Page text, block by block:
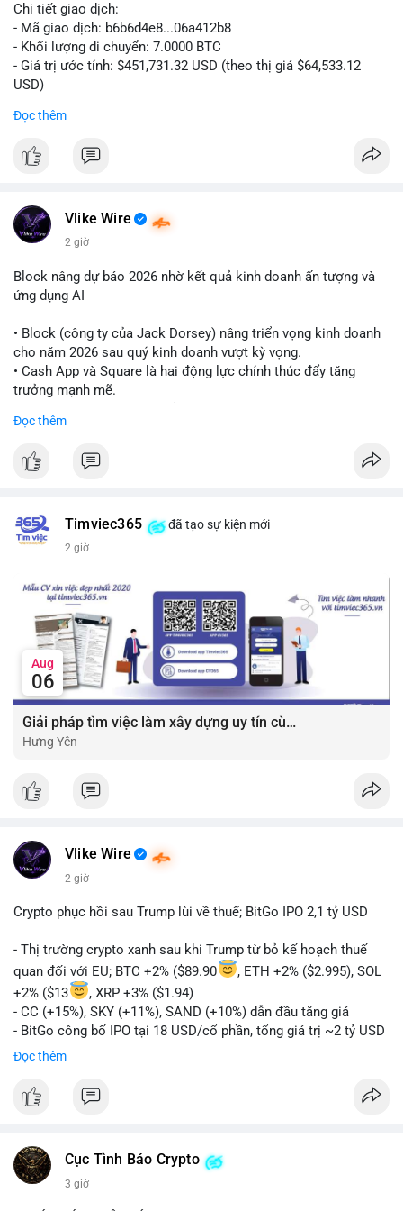
#vlikevn #titanbot
📰 Nguồn: CoinDesk
Chi tiết giao dịch:
- Mã giao dịch: b6b6d4e8...06a412b8
- Khối lượng di chuyển: 7.0000 BTC
- Giá trị ước tính: $451,731.32 USD (theo thị giá $64,533.12
USD)
Cá voi chuyển 7 BTC trị giá hơn 451 nghìn USD từ một địa chỉ
tiếp lên thị trường. Với mức giá hiện tại, động thái này thiên về
khả năng tái phân bổ danh mục đầu tư hoặc chuẩn bị thanh
hưởng nhẹ, nhưng không đủ để gây biến động mạnh.
Theo dõi thêm các giao dịch lớn liên tiếp trong 24 giờ tới. Nếu
xuất hiện chuỗi chuyển tiền lên sàn, cần thận trọng trước nguy
cơ điều chỉnh. Tránh hành động theo cảm xúc khi chưa xác
nhận đầy đủ dòng tiền.
#7btc #chuyenvilanh
Đọc thêm
Vlike Wire
2 giờ
Block nâng dự báo 2026 nhờ kết quả kinh doanh ấn tượng và
ứng dụng AI
• Block (công ty của Jack Dorsey) nâng triển vọng kinh doanh
cho năm 2026 sau quý kinh doanh vượt kỳ vọng.
• Cash App và Square là hai động lực chính thúc đẩy tăng
trưởng mạnh mẽ.
quy trình phát triển phần mềm.
#block #fintech
#vlikevn #titanbot
📰 Nguồn: Cointelegraph
Đọc thêm
Timviec365 đã tạo sự kiện mới
2 giờ
Aug
06
Giải pháp tìm việc làm xây dựng uy tín cùng mức lương thưởng hấp dẫn ?️
Hưng Yên
Vlike Wire
2 giờ
Crypto phục hồi sau Trump lùi về thuế; BitGo IPO 2,1 tỷ USD
- Thị trường crypto xanh sau khi Trump từ bỏ kế hoạch thuế
quan đối với EU; BTC +2% ($89.90
, ETH +2% ($2.995), SOL
+2% ($13
, XRP +3% ($1.94)
- CC (+15%), SKY (+11%), SAND (+10%) dẫn đầu tăng giá
- BitGo công bố IPO tại 18 USD/cổ phần, tổng giá trị ~2 tỷ USD
- Vitalik Buterin đề xuất DVT staking bản địa để tăng cường
bảo mật và phi tập trung Ethereum
- Hong Kong phát hành giấy phép stablecoin mới với yêu cầu
tuân thủ nghiêm ngặt
- Trump hy vọng ký vào luật cấu trúc thị trường crypto sớm
nonostante sự bất đồng trong Quốc hội
- Saga’s EVM blockchain ngừng hoạt động sau cuộc tấn công
Đọc thêm
Cục Tình Báo Crypto
3 giờ